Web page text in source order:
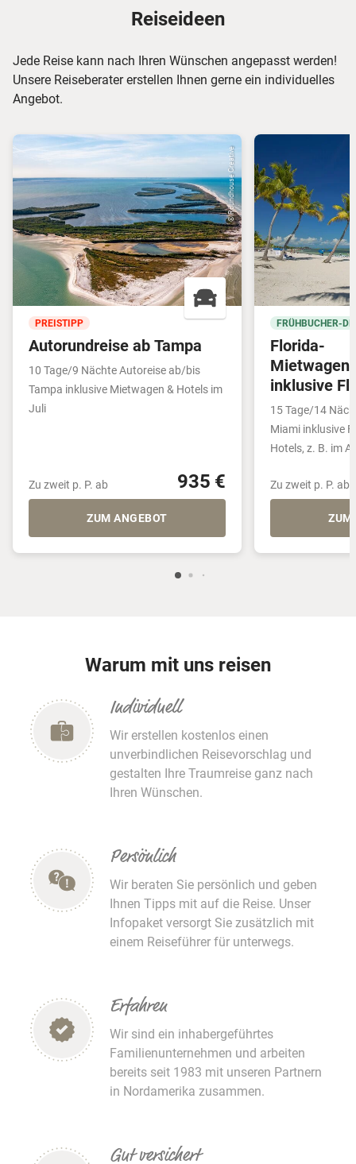
Reiseideen
Jede Reise kann nach Ihren Wünschen angepasst werden!
Unsere Reiseberater erstellen Ihnen gerne ein individuelles
Angebot.
© Roundhouse Creative
PREISTIPP
Autorundreise ab Tampa
10 Tage/9 Nächte Autoreise ab/bis
Tampa inklusive Mietwagen & Hotels im
Juli
Zu zweit p. P. ab 935 €
ZUM ANGEBOT
FRÜHBUCHER-
Florida-
inklusive
15 Tage/14
Miami inklusive
Hotels, z. B. im
Zu zweit p. P. ab
ZUM
Warum mit uns reisen
Individuell
Wir erstellen kostenlos einen
unverbindlichen Reisevorschlag und
gestalten Ihre Traumreise ganz nach
Ihren Wünschen.
Persönlich
Wir beraten Sie persönlich und geben
Ihnen Tipps mit auf die Reise. Unser
Infopaket versorgt Sie zusätzlich mit
einem Reiseführer für unterwegs.
Erfahren
Wir sind ein inhabergeführtes
Familienunternehmen und arbeiten
bereits seit 1983 mit unseren Partnern
in Nordamerika zusammen.
Gut versichert